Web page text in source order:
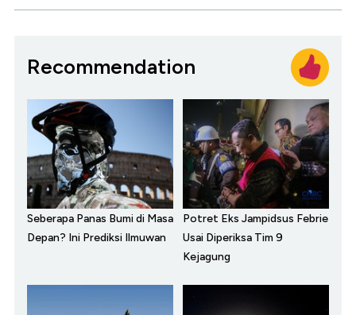
Recommendation
Seberapa Panas Bumi di Masa
Depan? Ini Prediksi Ilmuwan
Potret Eks Jampidsus Febrie
Usai Diperiksa Tim 9
Kejagung